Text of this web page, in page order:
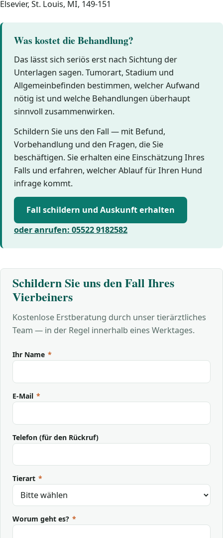
Elsevier, St. Louis, MI, 149-151
Was kostet die Behandlung?
Das lässt sich seriös erst nach Sichtung der
Unterlagen sagen. Tumorart, Stadium und
Allgemeinbefinden bestimmen, welcher Aufwand
nötig ist und welche Behandlungen überhaupt
sinnvoll zusammenwirken.
Schildern Sie uns den Fall — mit Befund,
Vorbehandlung und den Fragen, die Sie
beschäftigen. Sie erhalten eine Einschätzung Ihres
Falls und erfahren, welcher Ablauf für Ihren Hund
infrage kommt.
Fall schildern und Auskunft erhalten
oder anrufen: 05522 9182582
Schildern Sie uns den Fall Ihres
Vierbeiners
Kostenlose Erstberatung durch unser tierärztliches
Team — in der Regel innerhalb eines Werktages.
Ihr Name *
E-Mail *
Telefon (für den Rückruf)
Tierart *
Worum geht es? *